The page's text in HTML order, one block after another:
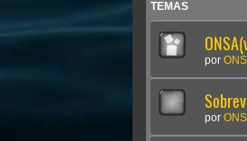
TEMAS
por
por